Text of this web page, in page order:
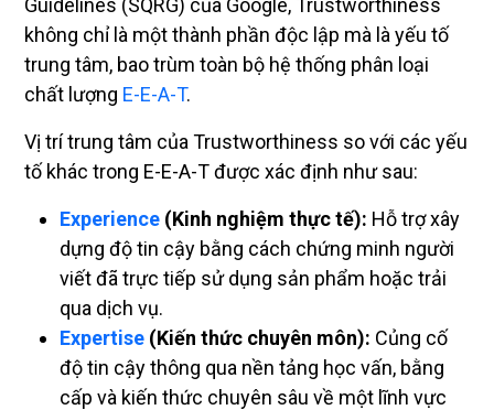
Guidelines (SQRG) của Google, Trustworthiness
không chỉ là một thành phần độc lập mà là yếu tố
trung tâm, bao trùm toàn bộ hệ thống phân loại
chất lượng E-E-A-T.
Vị trí trung tâm của Trustworthiness so với các yếu
tố khác trong E-E-A-T được xác định như sau:
Experience (Kinh nghiệm thực tế): Hỗ trợ xây
dựng độ tin cậy bằng cách chứng minh người
viết đã trực tiếp sử dụng sản phẩm hoặc trải
qua dịch vụ.
Expertise (Kiến thức chuyên môn): Củng cố
độ tin cậy thông qua nền tảng học vấn, bằng
cấp và kiến thức chuyên sâu về một lĩnh vực